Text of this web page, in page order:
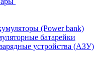
(Power bank)
батарейки
устройства (АЗУ)